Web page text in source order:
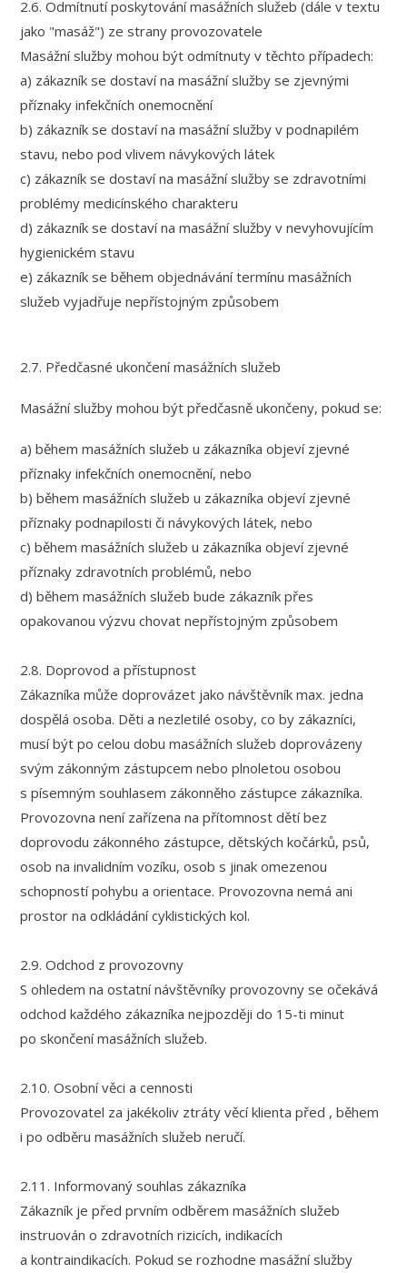
2.6. Odmítnutí poskytování masážních služeb (dále v textu
jako "masáž") ze strany provozovatele
Masážní služby mohou být odmítnuty v těchto případech:
a) zákazník se dostaví na masážní služby se zjevnými
příznaky infekčních onemocnění
b) zákazník se dostaví na masážní služby v podnapilém
stavu, nebo pod vlivem návykových látek
c) zákazník se dostaví na masážní služby se zdravotními
problémy medicínského charakteru
d) zákazník se dostaví na masážní služby v nevyhovujícím
hygienickém stavu
e) zákazník se během objednávání termínu masážních
služeb vyjadřuje nepřístojným způsobem
2.7. Předčasné ukončení masážních služeb
Masážní služby mohou být předčasně ukončeny, pokud se:
a) během masážních služeb u zákazníka objeví zjevné
příznaky infekčních onemocnění, nebo
b) během masážních služeb u zákazníka objeví zjevné
příznaky podnapilosti či návykových látek, nebo
c) během masážních služeb u zákazníka objeví zjevné
příznaky zdravotních problémů, nebo
d) během masážních služeb bude zákazník přes
opakovanou výzvu chovat nepřístojným způsobem
2.8. Doprovod a přístupnost
Zákazníka může doprovázet jako návštěvník max. jedna
dospělá osoba. Děti a nezletilé osoby, co by zákazníci,
musí být po celou dobu masážních služeb doprovázeny
svým zákonným zástupcem nebo plnoletou osobou
s písemným souhlasem zákonněho zástupce zákazníka.
Provozovna není zařízena na přítomnost dětí bez
doprovodu zákonného zástupce, dětských kočárků, psů,
osob na invalidním vozíku, osob s jinak omezenou
schopností pohybu a orientace. Provozovna nemá ani
prostor na odkládání cyklistických kol.
2.9. Odchod z provozovny
S ohledem na ostatní návštěvníky provozovny se očekává
odchod každého zákazníka nejpozději do 15-ti minut
po skončení masážních služeb.
2.10. Osobní věci a cennosti
Provozovatel za jakékoliv ztráty věcí klienta před , během
i po odběru masážních služeb neručí.
2.11. Informovaný souhlas zákazníka
Zákazník je před prvním odběrem masážních služeb
instruován o zdravotních rizicích, indikacích
a kontraindikacích. Pokud se rozhodne masážní služby